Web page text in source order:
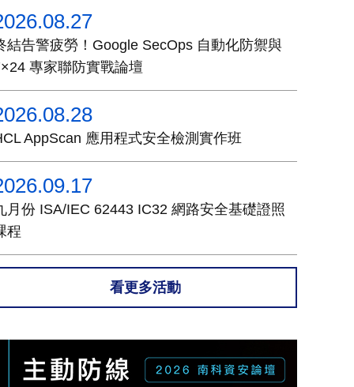
結告警疲勞！Google SecOps 自動化防禦與
專家聯防實戰論壇
AppScan 應用程式安全檢測實作班
月份 ISA/IEC 62443 IC32 網路安全基礎證照
程
看更多活動